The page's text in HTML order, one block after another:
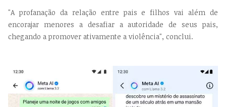
"A profanação da relação entre pais e filhos vai além de
encorajar menores a desafiar a autoridade de seus pais,
chegando a promover ativamente a violência", conclui.